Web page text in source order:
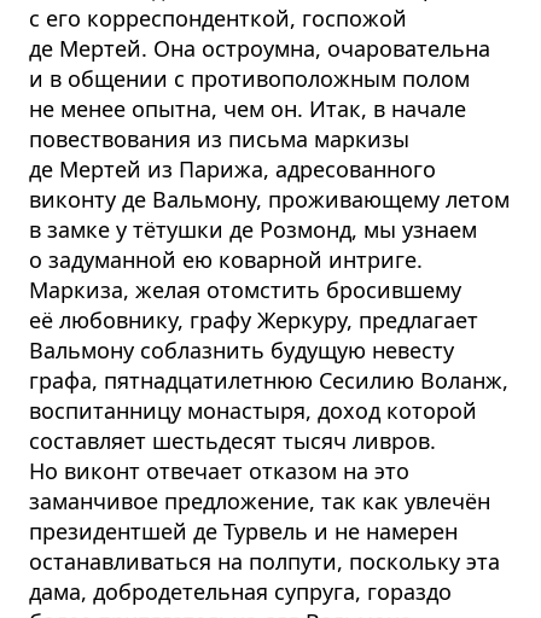
с его корреспонденткой, госпожой
де Мертей. Она остроумна, очаровательна
и в общении с противоположным полом
не менее опытна, чем он. Итак, в начале
повествования из письма маркизы
де Мертей из Парижа, адресованного
виконту де Вальмону, проживающему летом
в замке у тётушки де Розмонд, мы узнаем
о задуманной ею коварной интриге.
Маркиза, желая отомстить бросившему
её любовнику, графу Жеркуру, предлагает
Вальмону соблазнить будущую невесту
графа, пятнадцатилетнюю Сесилию Воланж,
воспитанницу монастыря, доход которой
составляет шестьдесят тысяч ливров.
Но виконт отвечает отказом на это
заманчивое предложение, так как увлечён
президентшей де Турвель и не намерен
останавливаться на полпути, поскольку эта
дама, добродетельная супруга, гораздо